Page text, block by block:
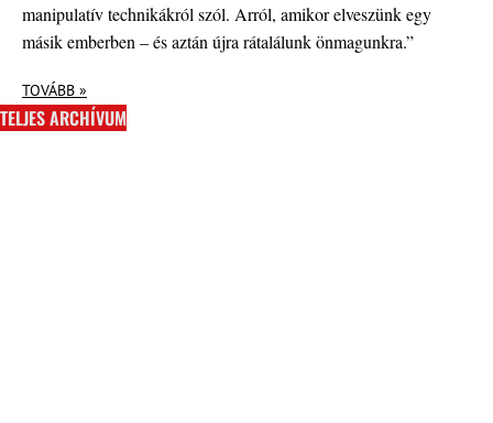
manipulatív technikákról szól. Arról, amikor elveszünk egy
másik emberben – és aztán újra rátalálunk önmagunkra.”
TOVÁBB »
TELJES ARCHÍVUM